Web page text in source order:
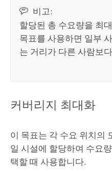
비고:
할당된 총 수요량을 최
목표를 사용하면 일부
는 거리가 다른 사람보
커버리지 최대화
이 목표는 각 수요 위치의
일 시설에 할당하여 수요
택할 때 사용합니다.